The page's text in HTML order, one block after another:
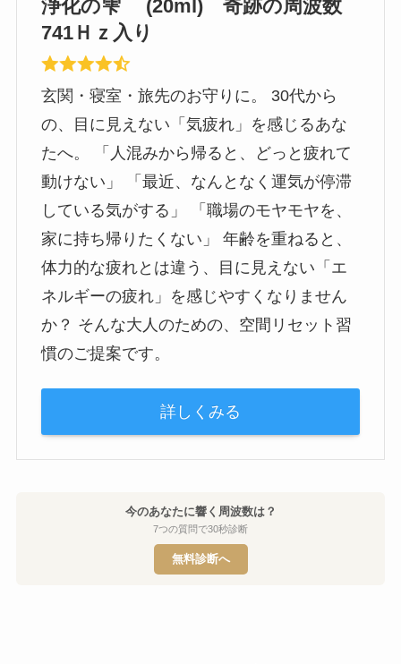
浄化の雫 (20ml) 奇跡の周波数
741Ｈｚ入り
玄関・寝室・旅先のお守りに。 30代から
の、目に見えない「気疲れ」を感じるあな
たへ。 「人混みから帰ると、どっと疲れて
動けない」 「最近、なんとなく運気が停滞
している気がする」 「職場のモヤモヤを、
家に持ち帰りたくない」 年齢を重ねると、
体力的な疲れとは違う、目に見えない「エ
ネルギーの疲れ」を感じやすくなりません
か？ そんな大人のための、空間リセット習
慣のご提案です。
詳しくみる
今のあなたに響く周波数は？
7つの質問で30秒診断
無料診断へ